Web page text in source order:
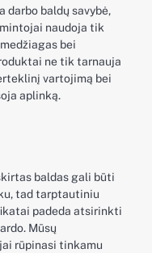
darbo baldų savybė,
naudoja tik
bei
ne tik tarnauja
vartojimą bei
aplinką.
baldas gali būti
tad tarptautiniu
padeda atsirinkti
Mūsų
rūpinasi tinkamu